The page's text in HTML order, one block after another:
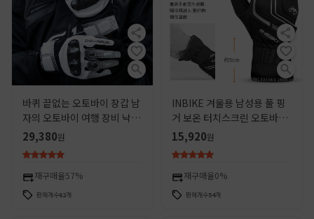
바퀴 끝없는 오토바이 장갑 남
자의 오토바이 여행 장비 낙하
방지 내마모성 탄소 섬유 보호
4 시즌 승마 장갑
29,380원
재구매율57%
판매개수62개
INBIKE 겨울용 남성용 풀 핑
거 보온 터치스크린 오토바이
산악 자전거 장비 두꺼운 보호
장갑
15,920원
재구매율0%
판매개수54개